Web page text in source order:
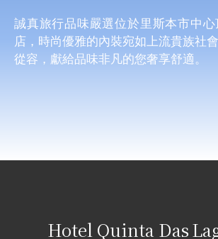
誠真旅行品味嚴選位於里斯本市中
店，時尚優雅的內裝宛如上流貴族社
從容，獻給品味非凡的您奢享舒適。
Hotel Quinta Das